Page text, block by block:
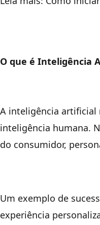
O que é Inteligência
A inteligência artificial
inteligência humana.
do consumidor,
Um exemplo de
experiência